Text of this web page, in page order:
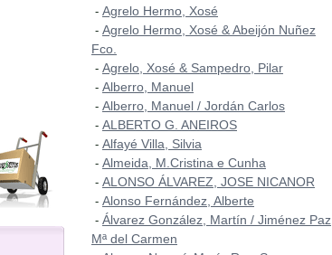
- Agrelo Hermo, Xosé
- Agrelo Hermo, Xosé & Abeijón Nuñez
Fco.
- Agrelo, Xosé & Sampedro, Pilar
- Alberro, Manuel
- Alberro, Manuel / Jordán Carlos
- ALBERTO G. ANEIROS
- Alfayé Villa, Silvia
- Almeida, M.Cristina e Cunha
- ALONSO ÁLVAREZ, JOSE NICANOR
- Alonso Fernández, Alberte
- Álvarez González, Martín / Jiménez Paz,
Mª del Carmen